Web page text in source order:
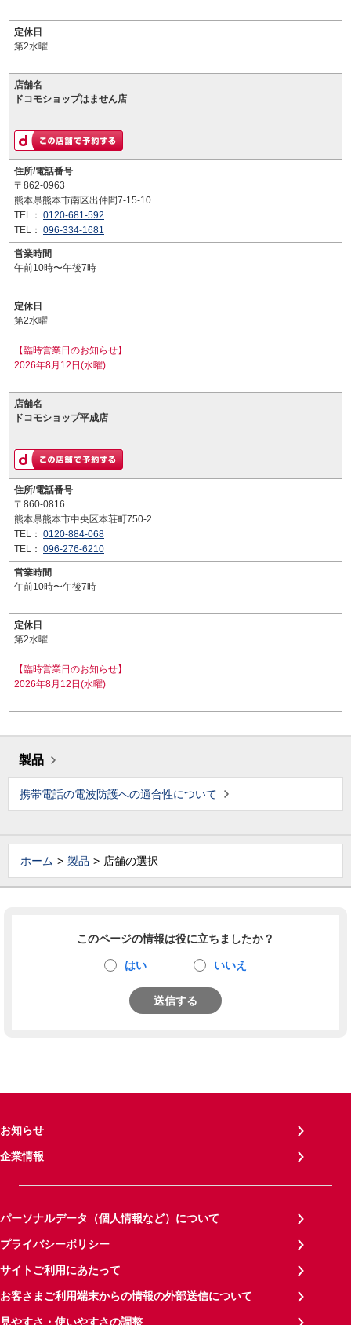
定休日
第2水曜
店舗名
ドコモショップはません店
住所/電話番号
〒862-0963
熊本県熊本市南区出仲間7-15-10
TEL： 0120-681-592
TEL： 096-334-1681
営業時間
午前10時〜午後7時
定休日
第2水曜
【臨時営業日のお知らせ】
2026年8月12日(水曜)
店舗名
ドコモショップ平成店
住所/電話番号
〒860-0816
熊本県熊本市中央区本荘町750-2
TEL： 0120-884-068
TEL： 096-276-6210
営業時間
午前10時〜午後7時
定休日
第2水曜
【臨時営業日のお知らせ】
2026年8月12日(水曜)
製品
携帯電話の電波防護への適合性について
ホーム 製品 店舗の選択
このページの情報は役に立ちましたか？
はい いいえ
送信する
お知らせ
企業情報
パーソナルデータ（個人情報など）について
プライバシーポリシー
サイトご利用にあたって
お客さまご利用端末からの情報の外部送信について
見やすさ・使いやすさの調整